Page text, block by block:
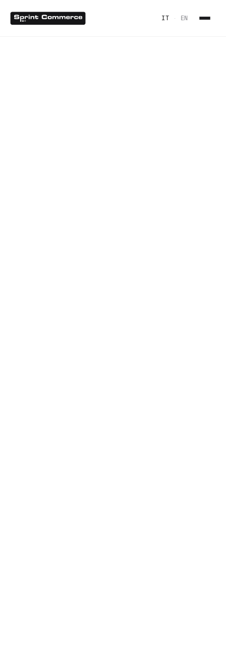
IT · EN